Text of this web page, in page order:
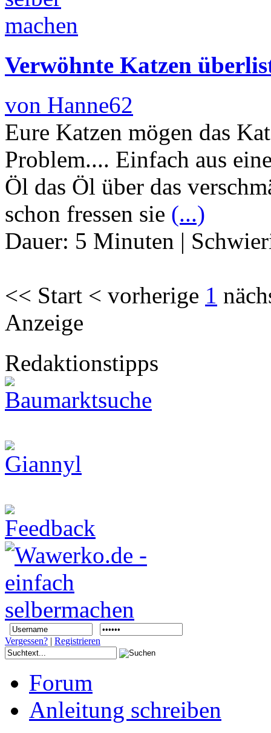
Verwöhnte Katzen
von Hanne62
Eure Katzen mögen das
Problem.... Einfach aus
Öl das Öl über das
schon fressen sie (...)
Dauer: 5 Minuten |
<< Start < vorherige 1
Anzeige
Redaktionstipps
Vergessen? | Registrieren
Forum
Anleitung schreiben